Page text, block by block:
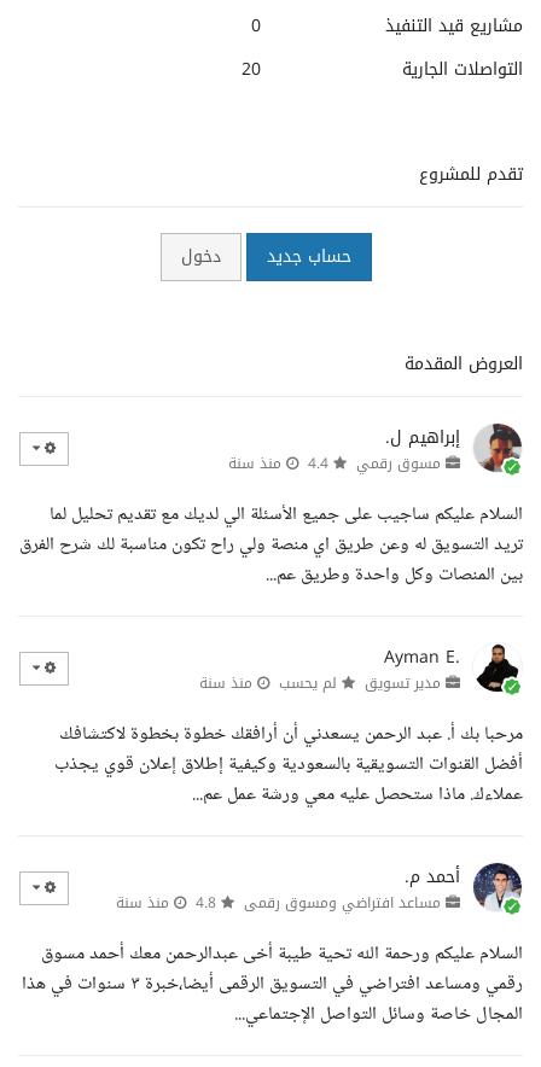
مشاريع قيد التنفيذ
0
التواصلات الجارية
20
تقدم للمشروع
حساب جديد دخول
العروض المقدمة
إبراهيم ل.
مسوق رقمي منذ سنة
السلام عليكم ساجيب على جميع الأسئلة الي لديك مع تقديم تحليل لما
تريد التسويق له وعن طريق اي منصة ولي راح تكون مناسبة لك شرح الفرق
بين المنصات وكل واحدة وطريق عم...
Ayman E.
مدير تسويق لم يحسب منذ سنة
مرحبا بك أ. عبد الرحمن يسعدني أن أرافقك خطوة بخطوة لاكتشافك
أفضل القنوات التسويقية بالسعودية وكيفية إطلاق إعلان قوي يجذب
عملاءك. ماذا ستحصل عليه معي ورشة عمل عم...
أحمد م.
مساعد افتراضي ومسوق رقمى منذ سنة
السلام عليكم ورحمة الله تحية طيبة أخى عبدالرحمن معك أحمد مسوق
رقمي ومساعد افتراضي في التسويق الرقمى أيضا،خبرة ٣ سنوات في هذا
المجال خاصة وسائل التواصل الإجتماعي...